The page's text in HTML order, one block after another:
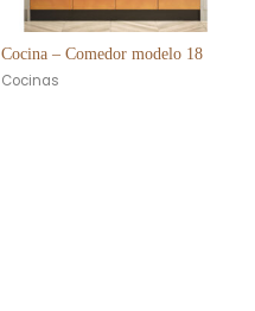
Cocina – Comedor modelo 18
Cocinas